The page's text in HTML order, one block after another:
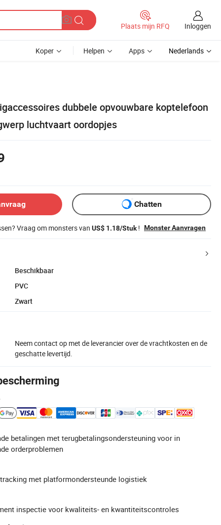
Plaats mijn RFQ Inloggen
Koper Helpen Apps Nederlands
dubbele opvouwbare koptelefoon
luchtvaart oordopjes
Chatten
Vraag om monsters van US$ 1.18/Stuk! Monster Aanvragen
Beschikbaar
PVC
Zwart
Neem contact op met de leverancier over de vrachtkosten en de
geschatte levertijd.
betalingen met terugbetalingsondersteuning voor in
orderproblemen
met platformondersteunde logistiek
inspectie voor kwaliteits- en kwantiteitscontroles